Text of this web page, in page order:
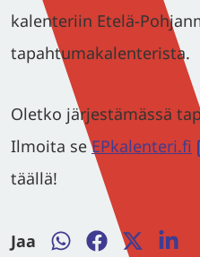
kalenteriin Etelä-
tapahtumakalenterista.
Oletko järjestämässä
Ilmoita seEPkalenteri.fi
täällä!
Jaa
Jaa
Jaa
Jaa
Jaa